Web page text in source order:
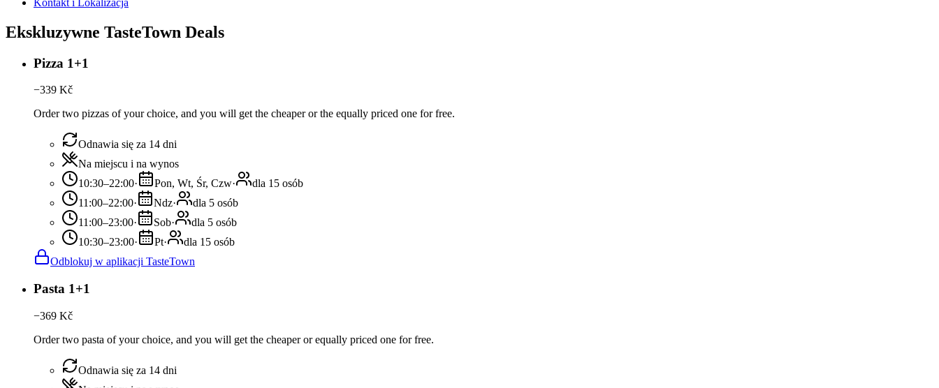
Ekskluzywne TasteTown Deals
Pizza 1+1
−339 Kč
Order two pizzas of your choice, and you will get the cheaper or the equally priced one for free.
Odnawia się za 14 dni
Na miejscu i na wynos
10:30–22:00· Pon, Wt, Śr, Czw·
dla 15 osób
11:00–22:00· Ndz·
dla 5 osób
11:00–23:00· Sob·
dla 5 osób
10:30–23:00· Pt·
dla 15 osób
Odblokuj w aplikacji TasteTown
Pasta 1+1
−369 Kč
Order two pasta of your choice, and you will get the cheaper or equally priced one for free.
Odnawia się za 14 dni